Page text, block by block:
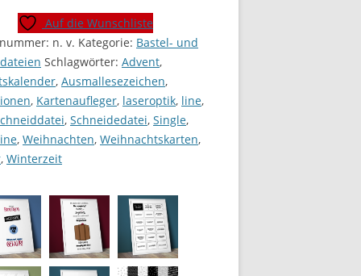
Auf die Wunschliste
n. v. Kategorie: Bastel- und
Schlagwörter:Advent,
,Ausmallesezeichen,
, Kartenaufleger, laseroptik, line,
,Schneidedatei,Single,
,Weihnachten,Weihnachtskarten,
,Winterzeit